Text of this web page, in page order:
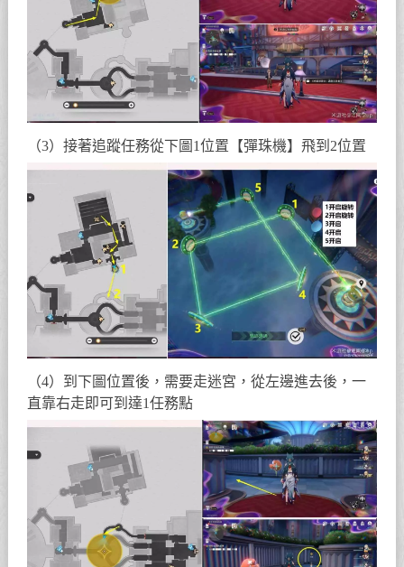
（3）接著追蹤任務從下圖1位置【彈珠機】飛到2位置
（4）到下圖位置後，需要走迷宮，從左邊進去後，一
直靠右走即可到達1任務點